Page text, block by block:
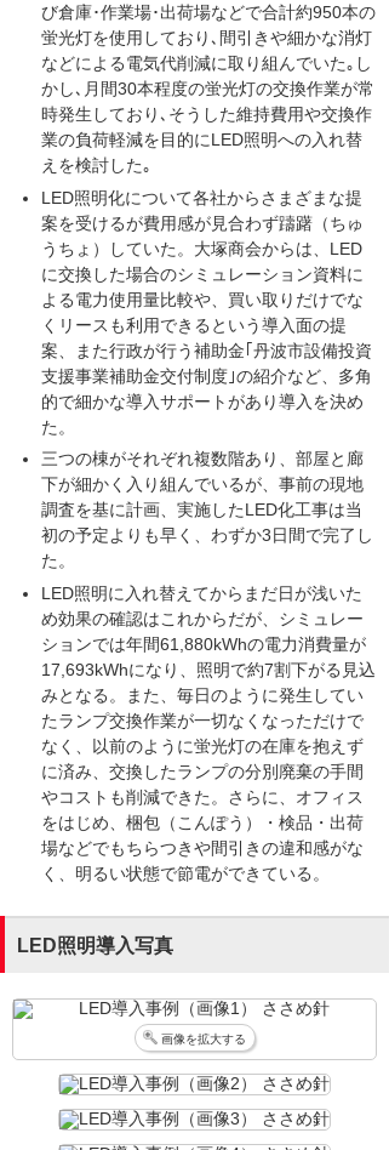
び倉庫･作業場･出荷場などで合計約950本の
蛍光灯を使用しており､間引きや細かな消灯
などによる電気代削減に取り組んでいた｡し
かし､月間30本程度の蛍光灯の交換作業が常
時発生しており､そうした維持費用や交換作
業の負荷軽減を目的にLED照明への入れ替
えを検討した｡
LED照明化について各社からさまざまな提
案を受けるが費用感が見合わず躊躇（ちゅ
うちょ）していた。大塚商会からは、LED
に交換した場合のシミュレーション資料に
よる電力使用量比較や、買い取りだけでな
くリースも利用できるという導入面の提
案、また行政が行う補助金｢丹波市設備投資
支援事業補助金交付制度｣の紹介など、多角
的で細かな導入サポートがあり導入を決め
た。
三つの棟がそれぞれ複数階あり、部屋と廊
下が細かく入り組んでいるが、事前の現地
調査を基に計画、実施したLED化工事は当
初の予定よりも早く、わずか3日間で完了し
た。
LED照明に入れ替えてからまだ日が浅いた
め効果の確認はこれからだが、シミュレー
ションでは年間61,880kWhの電力消費量が
17,693kWhになり、照明で約7割下がる見込
みとなる。また、毎日のように発生してい
たランプ交換作業が一切なくなっただけで
なく、以前のように蛍光灯の在庫を抱えず
に済み、交換したランプの分別廃棄の手間
やコストも削減できた。さらに、オフィス
をはじめ、梱包（こんぽう）・検品・出荷
場などでもちらつきや間引きの違和感がな
く、明るい状態で節電ができている。
LED照明導入写真
画像を拡大する